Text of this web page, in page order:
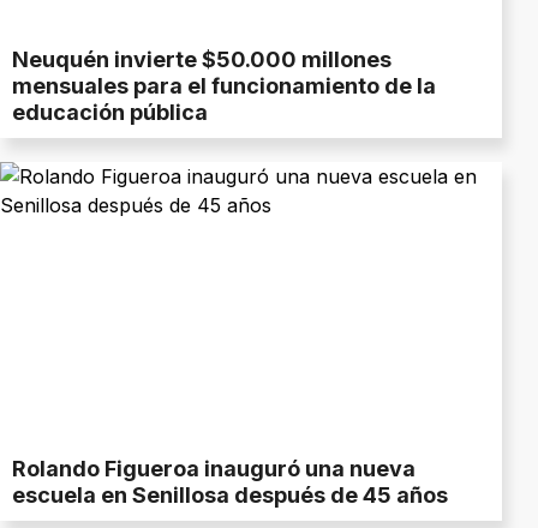
Neuquén invierte $50.000 millones
mensuales para el funcionamiento de la
educación pública
Rolando Figueroa inauguró una nueva
escuela en Senillosa después de 45 años